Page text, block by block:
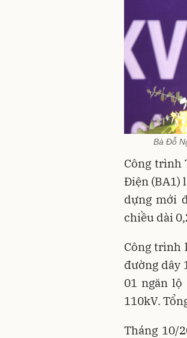
Bà Đỗ
Công trình
Điện (BA1)
dựng mới
chiều dài
Công trình
đường dây
01 ngăn lộ
110kV.
Tháng 10/